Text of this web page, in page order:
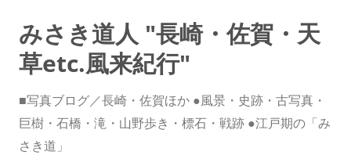
みさき道人 "長崎・佐賀・天
草etc.風来紀行"
■写真ブログ／長崎・佐賀ほか ●風景・史跡・古写真・
巨樹・石橋・滝・山野歩き・標石・戦跡 ●江戸期の「み
さき道」